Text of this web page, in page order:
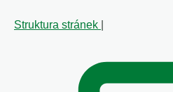
Struktura stránek